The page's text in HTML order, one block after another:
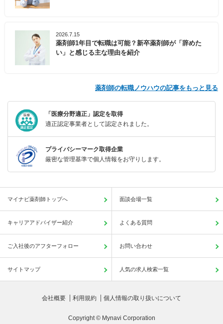
2026.7.15
薬剤師1年目で転職は可能？新卒薬剤師が「辞めた
い」と感じる主な理由を紹介
薬剤師の転職ノウハウの記事をもっと見る
「医療分野適正」認定を取得
適正認定事業者として認定されました。
プライバシーマーク取得企業
厳密な管理基準で個人情報をお守りします。
マイナビ薬剤師トップへ 面談会場一覧
キャリアアドバイザー紹介 よくある質問
ご入社後のアフターフォロー お問い合わせ
サイトマップ 人気の求人検索一覧
会社概要 利用規約 個人情報の取り扱いについて
Copyright © Mynavi Corporation